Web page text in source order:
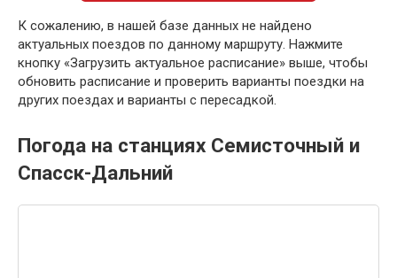
К сожалению, в нашей базе данных не найдено
актуальных поездов по данному маршруту. Нажмите
кнопку «Загрузить актуальное расписание» выше, чтобы
обновить расписание и проверить варианты поездки на
других поездах и варианты с пересадкой.
Погода на станциях Семисточный и
Спасск-Дальний